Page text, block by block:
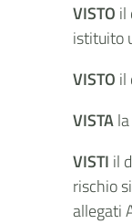
VISTO il
istituito
VISTO il
VISTA
VISTI il
rischio
allegati